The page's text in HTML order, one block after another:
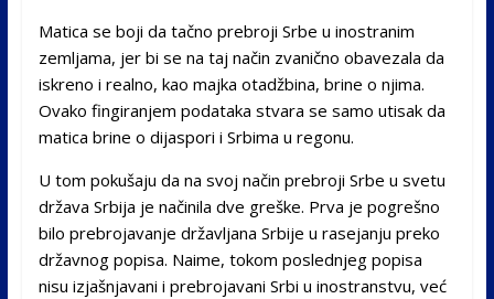
Matica se boji da tačno prebroji Srbe u inostranim
zemljama, jer bi se na taj način zvanično obavezala da
iskreno i realno, kao majka otadžbina, brine o njima.
Ovako fingiranjem podataka stvara se samo utisak da
matica brine o dijaspori i Srbima u regonu.
U tom pokušaju da na svoj način prebroji Srbe u svetu
država Srbija je načinila dve greške. Prva je pogrešno
bilo prebrojavanje državljana Srbije u rasejanju preko
državnog popisa. Naime, tokom poslednjeg popisa
nisu izjašnjavani i prebrojavani Srbi u inostranstvu, već